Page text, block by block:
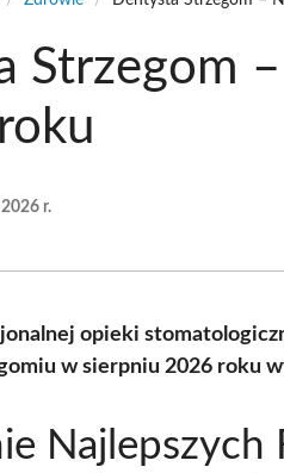
Strzegom
r.
opieki
w sierpniu 2026 roku
Najlepszych